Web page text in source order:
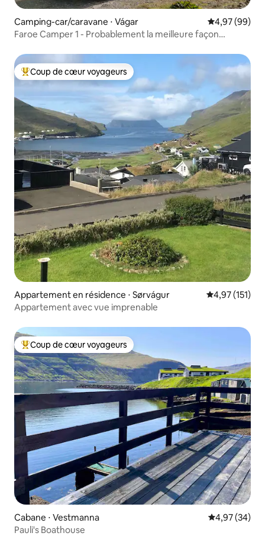
Camping-car/caravane ⋅ Vágar Évaluation
4,97 (99)
Faroe Camper 1 - Probablement la meilleure façon
Coups de cœur voyageurs les plus appréciés
Coup de cœur voyageurs
Appartement en résidence ⋅ Sørvágur Évaluation
4,97 (151)
Appartement avec vue imprenable
Coups de cœur voyageurs les plus appréciés
Coup de cœur voyageurs
Cabane ⋅ Vestmanna Évaluation
4,97 (34)
Pauli's Boathouse